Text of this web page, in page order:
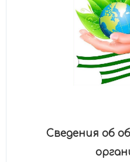
Сведения об